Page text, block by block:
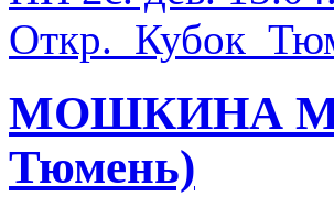
МОШКИНА
Тюмень)